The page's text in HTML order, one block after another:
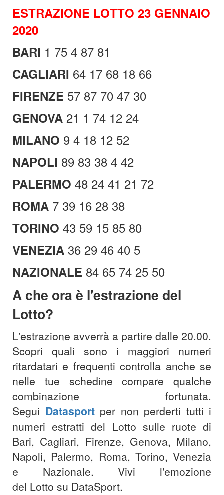
ESTRAZIONE LOTTO 23 GENNAIO
2020
BARI 1 75 4 87 81
CAGLIARI 64 17 68 18 66
FIRENZE 57 87 70 47 30
GENOVA 21 1 74 12 24
MILANO 9 4 18 12 52
NAPOLI 89 83 38 4 42
PALERMO 48 24 41 21 72
ROMA 7 39 16 28 38
TORINO 43 59 15 85 80
VENEZIA 36 29 46 40 5
NAZIONALE 84 65 74 25 50
A che ora è l'estrazione del
Lotto?
L'estrazione avverrà a partire dalle 20.00.
Scopri quali sono i maggiori numeri
ritardatari e frequenti controlla anche se
nelle tue schedine compare qualche
combinazione fortunata.
Segui Datasport per non perderti tutti i
numeri estratti del Lotto sulle ruote di
Bari, Cagliari, Firenze, Genova, Milano,
Napoli, Palermo, Roma, Torino, Venezia
e Nazionale. Vivi l'emozione
del Lotto su DataSport.